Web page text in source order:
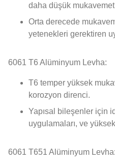
daha düşük
Orta derecede
yetenekleri gerektiren
6061 T6 Alüminyum Levha:
T6 temper yüksek
korozyon direnci.
Yapısal bileşenler için
uygulamaları, ve
6061 T651 Alüminyum Levha: